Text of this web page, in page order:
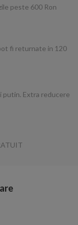
peste 600 Ron
fi returnate in 120
putin. Extra reducere